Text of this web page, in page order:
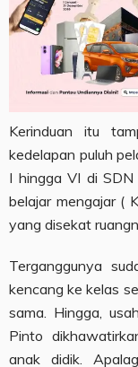
Kerinduan itu
kedelapan puluh
I hingga VI di SDN
belajar mengajar (
yang disekat
Terganggunya
kencang ke kelas
sama. Hingga,
Pinto
anak didik.